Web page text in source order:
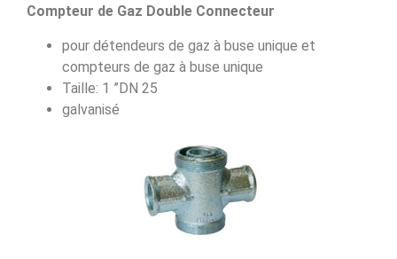
Compteur de Gaz Double Connecteur
pour détendeurs de gaz à buse unique et
compteurs de gaz à buse unique
Taille: 1 ”DN 25
galvanisé